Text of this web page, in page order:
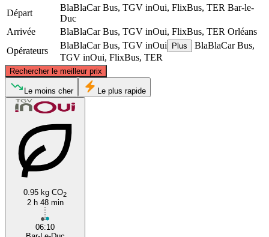
Départ
BlaBlaCar Bus, TGV inOui, FlixBus, TER Bar-le-
Duc
Arrivée
BlaBlaCar Bus, TGV inOui, FlixBus, TER Orléans
Opérateurs
BlaBlaCar Bus, TGV inOui Plus
BlaBlaCar Bus,
TGV inOui, FlixBus, TER
Rechercher le meilleur prix
Orléans
© CARTO
Le moins cher Le plus rapide
0.95 kg CO2
2 h 48 min
06:10